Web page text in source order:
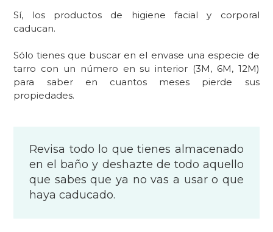
Sí, los productos de higiene facial y corporal
caducan.
Sólo tienes que buscar en el envase una especie de
tarro con un número en su interior (3M, 6M, 12M)
para saber en cuantos meses pierde sus
propiedades.
Revisa todo lo que tienes almacenado
en el baño y deshazte de todo aquello
que sabes que ya no vas a usar o que
haya caducado.